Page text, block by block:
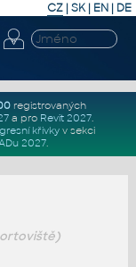
CZ | SK| EN | DE
registrovaných
a pro Revit 2027.
křivkyv sekci
2027.